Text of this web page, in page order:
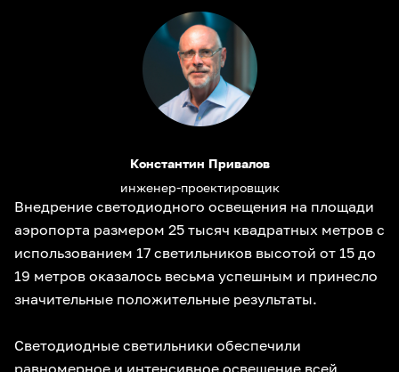
Внедрение светодиодного освещения на площади
аэропорта размером 25 тысяч квадратных метров с
использованием 17 светильников высотой от 15 до
19 метров оказалось весьма успешным и принесло
значительные положительные результаты.
Светодиодные светильники обеспечили
Константин Привалов
инженер-проектировщик